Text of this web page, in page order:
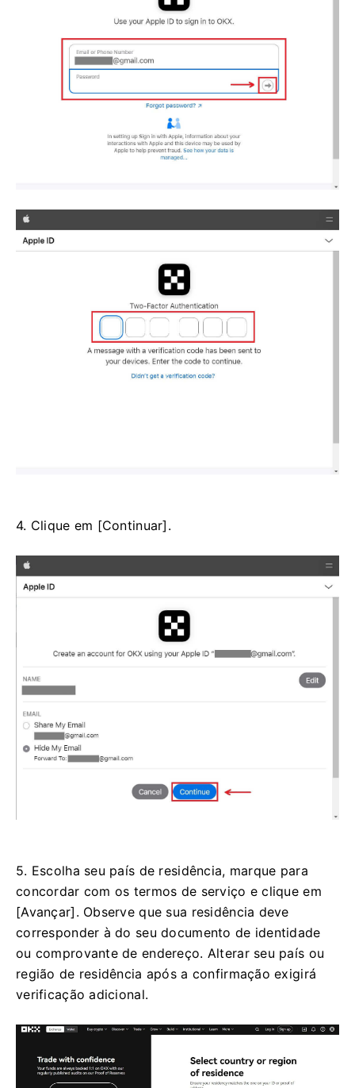
4. Clique em [Continuar].
5. Escolha seu país de residência, marque para
concordar com os termos de serviço e clique em
[Avançar]. Observe que sua residência deve
corresponder à do seu documento de identidade
ou comprovante de endereço. Alterar seu país ou
região de residência após a confirmação exigirá
verificação adicional.